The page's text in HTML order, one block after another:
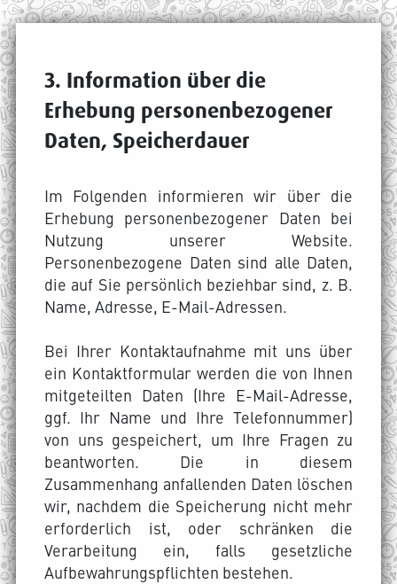
3. Information über die
Erhebung personenbezogener
Daten, Speicherdauer
Im Folgenden informieren wir über die
Erhebung personenbezogener Daten bei
Nutzung unserer Website.
Personenbezogene Daten sind alle Daten,
die auf Sie persönlich beziehbar sind, z. B.
Name, Adresse, E-Mail-Adressen.
Bei Ihrer Kontaktaufnahme mit uns über
ein Kontaktformular werden die von Ihnen
mitgeteilten Daten (Ihre E-Mail-Adresse,
ggf. Ihr Name und Ihre Telefonnummer)
von uns gespeichert, um Ihre Fragen zu
beantworten. Die in diesem
Zusammenhang anfallenden Daten löschen
wir, nachdem die Speicherung nicht mehr
erforderlich ist, oder schränken die
Verarbeitung ein, falls gesetzliche
Aufbewahrungspflichten bestehen.